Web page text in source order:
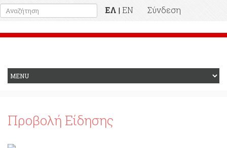
ΕΛ | EN
Σύνδεση
Προβολή Είδησης